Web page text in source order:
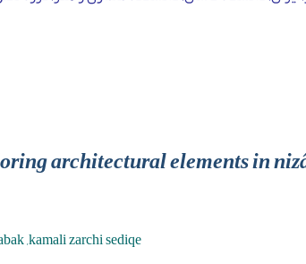
architectural elements in
,kamali zarchi sediqe